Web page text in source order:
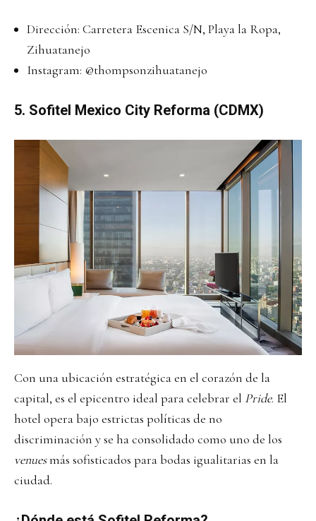
Dirección: Carretera Escenica S/N, Playa la Ropa,
Zihuatanejo
Instagram: @thompsonzihuatanejo
5. Sofitel Mexico City Reforma (CDMX)
Con una ubicación estratégica en el corazón de la
capital, es el epicentro ideal para celebrar el Pride. El
hotel opera bajo estrictas políticas de no
discriminación y se ha consolidado como uno de los
venuesmás sofisticados para bodas igualitarias en la
ciudad.